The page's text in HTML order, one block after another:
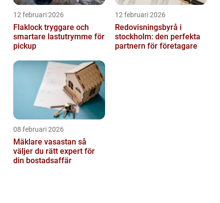
12 februari 2026
Flaklock tryggare och
smartare lastutrymme för
pickup
12 februari 2026
Redovisningsbyrå i
stockholm: den perfekta
partnern för företagare
08 februari 2026
Mäklare vasastan så
väljer du rätt expert för
din bostadsaffär